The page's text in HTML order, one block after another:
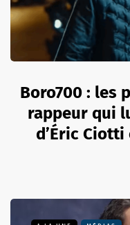
Boro700 : les
rappeur qui
d’Éric